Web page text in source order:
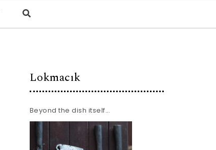
Lokmacık
Beyond the dish itself…